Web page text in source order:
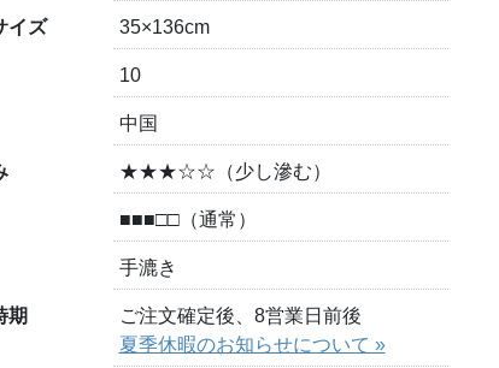
イズ 35×136cm
10
中国
★★★☆☆（少し滲む）
■■■□□（通常）
手漉き
期
ご注文確定後、8営業日前後
夏季休暇のお知らせについて »